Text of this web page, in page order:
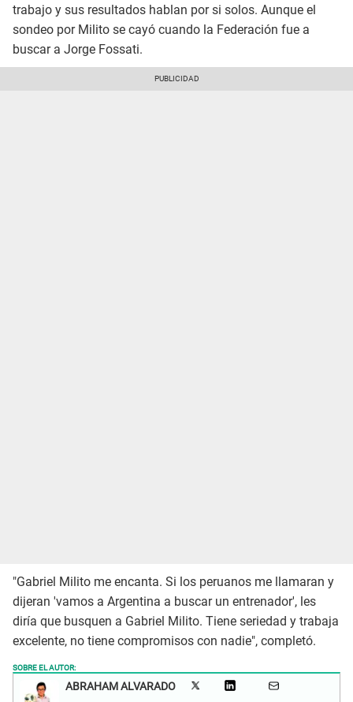
trabajo y sus resultados hablan por si solos. Aunque el
sondeo por Milito se cayó cuando la Federación fue a
buscar a Jorge Fossati.
"Gabriel Milito me encanta. Si los peruanos me llamaran y
dijeran 'vamos a Argentina a buscar un entrenador', les
diría que busquen a Gabriel Milito. Tiene seriedad y trabaja
excelente, no tiene compromisos con nadie", completó.
SOBRE EL AUTOR:
ABRAHAM ALVARADO